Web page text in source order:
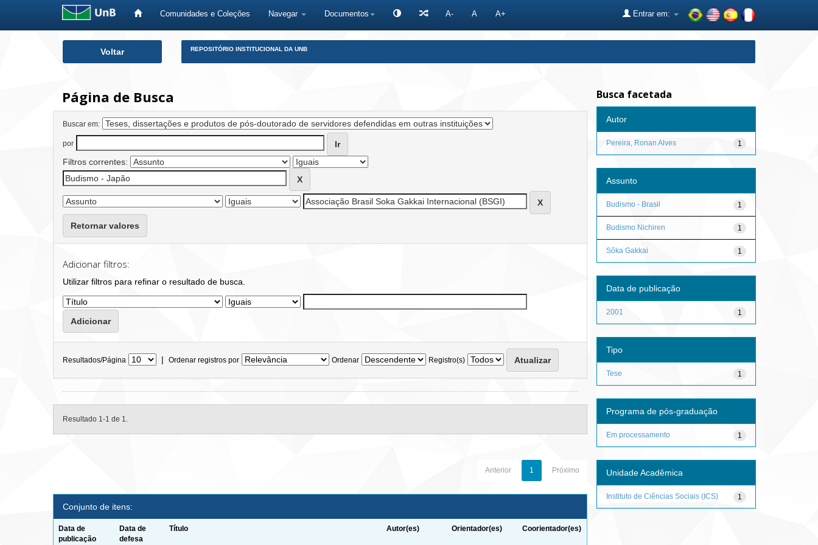
Comunidades e Coleções Navegar Documentos A- A A+ Entrar em:
Voltar REPOSITÓRIO INSTITUCIONAL DA UNB
Página de Busca
Buscar em:
por
Filtros correntes:
Retornar valores
Adicionar filtros:
Utilizar filtros para refinar o resultado de busca.
Resultados/Página | Ordenar registros por Ordenar Registro(s)
Resultado 1-1 de 1.
Anterior 1 Próximo
Conjunto de itens:
Data de
publicação
Data de
defesa
Título Autor(es) Orientador(es) Coorientador(es)
Busca facetada
Autor
1
Pereira, Ronan Alves
Assunto
1
Budismo - Brasil
1
Budismo Nichiren
1
Sôka Gakkai
Data de publicação
1
2001
Tipo
1
Tese
Programa de pós-graduação
1
Em processamento
Unidade Acadêmica
1
Instituto de Ciências Sociais (ICS)